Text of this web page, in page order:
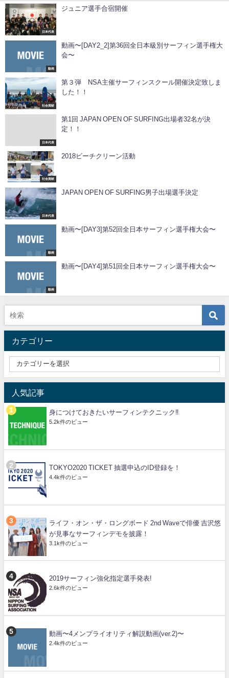
日本代表
ジュニア選手合宿開催
動画
動画〜[DAY2_2]第36回全日本級別サーフィン選手権大
会〜
社会貢献
第３弾 NSA主催サーフィンスクール開催決定致しま
した！！
日本代表
第1回 JAPAN OPEN OF SURFING出場者32名が決
定！！
社会貢献
2018ビーチクリーン活動
日本代表
JAPAN OPEN OF SURFING男子出場選手決定
動画
動画〜[DAY3]第52回全日本サーフィン選手権大会〜
動画
動画〜[DAY4]第51回全日本サーフィン選手権大会〜
カテゴリー
人気記事
身につけておきたいサーフィンテクニック‼️
5.2k件のビュー
TOKYO2020 TICKET 抽選申込のID登録を！
4.4k件のビュー
ライフ・オン・ザ・ロングボード 2nd Waveで俳優 吉沢悠
が見事なサーフィンデモを披露！
3.1k件のビュー
2019サーフィン強化指定選手発表!
2.6k件のビュー
動画〜4メンプライオリティ解説動画(ver.2)〜
2.4k件のビュー